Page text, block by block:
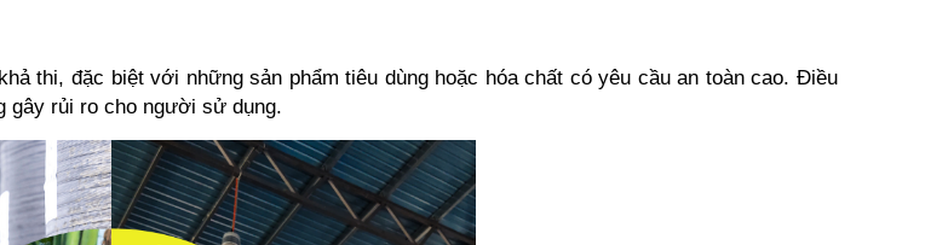
thi, đặc biệt với những sản phẩm tiêu dùng hoặc hóa chất có yêu cầu an toàn cao. Điều
gây rủi ro cho người sử dụng.